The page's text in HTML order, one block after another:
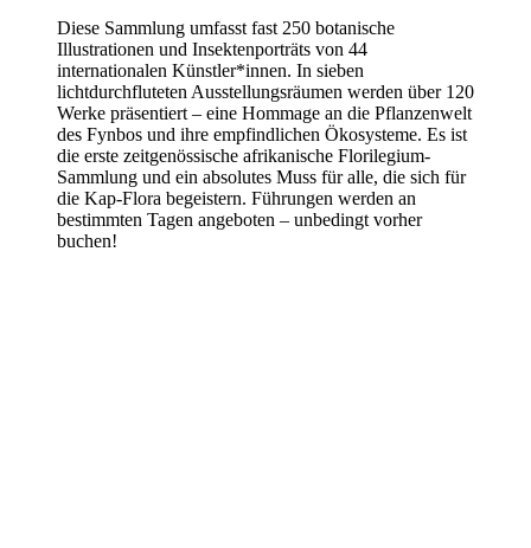
Diese Sammlung umfasst fast 250 botanische
Illustrationen und Insektenporträts von 44
internationalen Künstler*innen. In sieben
lichtdurchfluteten Ausstellungsräumen werden über 120
Werke präsentiert – eine Hommage an die Pflanzenwelt
des Fynbos und ihre empfindlichen Ökosysteme. Es ist
die erste zeitgenössische afrikanische Florilegium-
Sammlung und ein absolutes Muss für alle, die sich für
die Kap-Flora begeistern. Führungen werden an
bestimmten Tagen angeboten – unbedingt vorher
buchen!